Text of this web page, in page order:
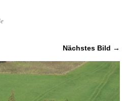
Nächstes Bild →